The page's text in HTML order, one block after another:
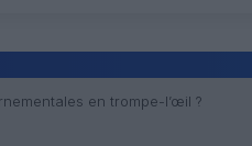
Avis d’expert
en trompe-l’œil ?